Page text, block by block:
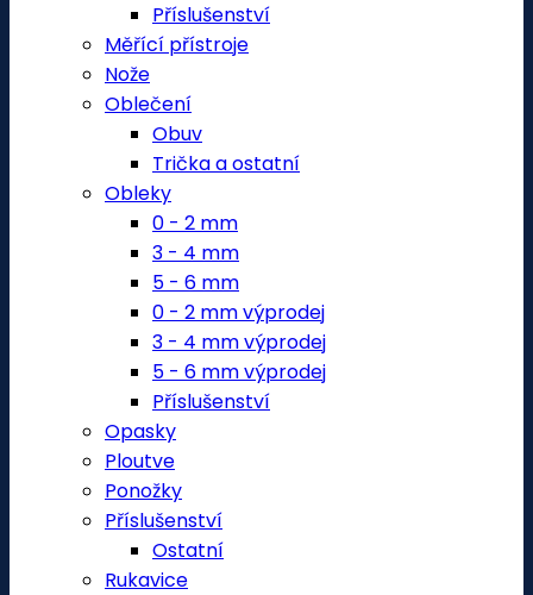
Příslušenství
Měřící přístroje
Nože
Oblečení
Obuv
Trička a ostatní
Obleky
0 - 2 mm
3 - 4 mm
5 - 6 mm
0 - 2 mm výprodej
3 - 4 mm výprodej
5 - 6 mm výprodej
Příslušenství
Opasky
Ploutve
Ponožky
Příslušenství
Ostatní
Rukavice